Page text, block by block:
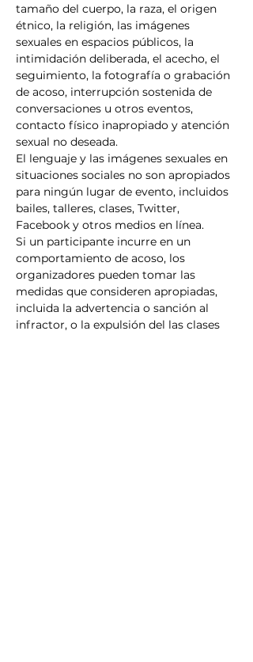
tamaño del cuerpo, la raza, el origen
étnico, la religión, las imágenes
sexuales en espacios públicos, la
intimidación deliberada, el acecho, el
seguimiento, la fotografía o grabación
de acoso, interrupción sostenida de
conversaciones u otros eventos,
contacto físico inapropiado y atención
sexual no deseada.
El lenguaje y las imágenes sexuales en
situaciones sociales no son apropiados
para ningún lugar de evento, incluidos
bailes, talleres, clases, Twitter,
Facebook y otros medios en línea.
Si un participante incurre en un
comportamiento de acoso, los
organizadores pueden tomar las
medidas que consideren apropiadas,
incluida la advertencia o sanción al
infractor, o la expulsión del las clases